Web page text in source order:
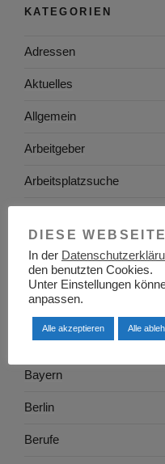
KATEGORIEN
Adressen
Aktuelles
Allgemein
Arbeitgeber
Arbeitsplatzsuche
Arbeitszeugnis
Ausbildung
Baden-Württemberg
Bayern
Berlin
Berufe
DIESE
In der
den benutzten Cookies.
Unter Einstellungen
anpassen.
Alle akzeptieren Alle